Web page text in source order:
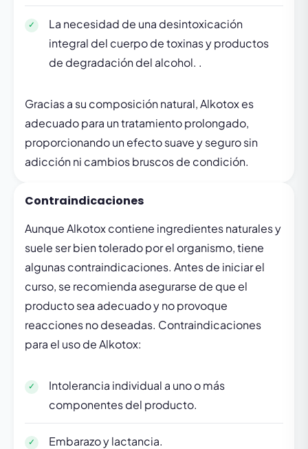
La necesidad de una desintoxicación
integral del cuerpo de toxinas y productos
de degradación del alcohol. .
Gracias a su composición natural, Alkotox es
adecuado para un tratamiento prolongado,
proporcionando un efecto suave y seguro sin
adicción ni cambios bruscos de condición.
Contraindicaciones
Aunque Alkotox contiene ingredientes naturales y
suele ser bien tolerado por el organismo, tiene
algunas contraindicaciones. Antes de iniciar el
curso, se recomienda asegurarse de que el
producto sea adecuado y no provoque
reacciones no deseadas. Contraindicaciones
para el uso de Alkotox:
Intolerancia individual a uno o más
componentes del producto.
Embarazo y lactancia.